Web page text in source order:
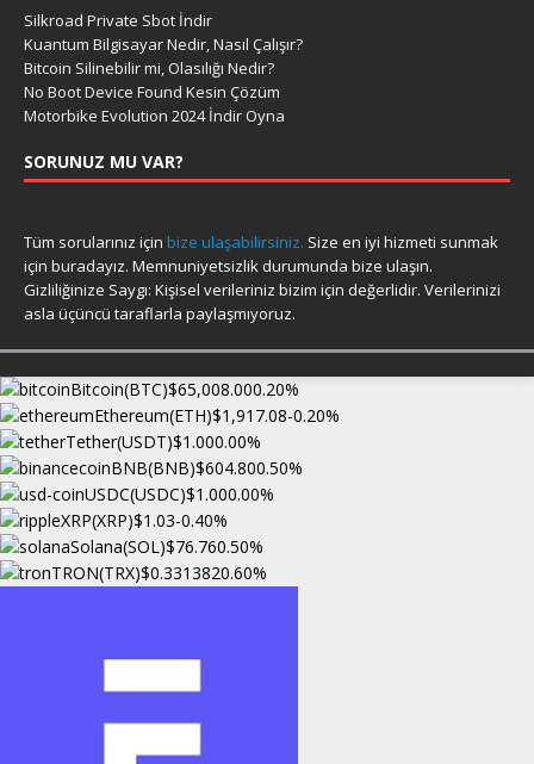
Silkroad Private Sbot İndir
Kuantum Bilgisayar Nedir, Nasıl Çalışır?
Bitcoin Silinebilir mi, Olasılığı Nedir?
No Boot Device Found Kesin Çözüm
Motorbike Evolution 2024 İndir Oyna
SORUNUZ MU VAR?
Tüm sorularınız için bize ulaşabilirsiniz. Size en iyi hizmeti sunmak
için buradayız. Memnuniyetsizlik durumunda bize ulaşın.
Gizliliğinize Saygı: Kişisel verileriniz bizim için değerlidir. Verilerinizi
asla üçüncü taraflarla paylaşmıyoruz.
Bitcoin(BTC)$65,008.000.20%
Ethereum(ETH)$1,917.08-0.20%
Tether(USDT)$1.000.00%
BNB(BNB)$604.800.50%
USDC(USDC)$1.000.00%
XRP(XRP)$1.03-0.40%
Solana(SOL)$76.760.50%
TRON(TRX)$0.3313820.60%